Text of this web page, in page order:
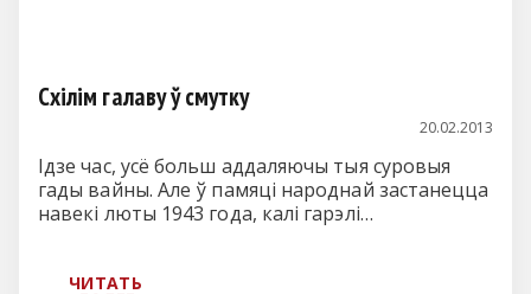
Схілім галаву ў смутку
20.02.2013
Ідзе час, усё больш аддаляючы тыя суровыя
гады вайны. Але ў памяці народнай застанецца
навекі люты 1943 года, калі гарэлі…